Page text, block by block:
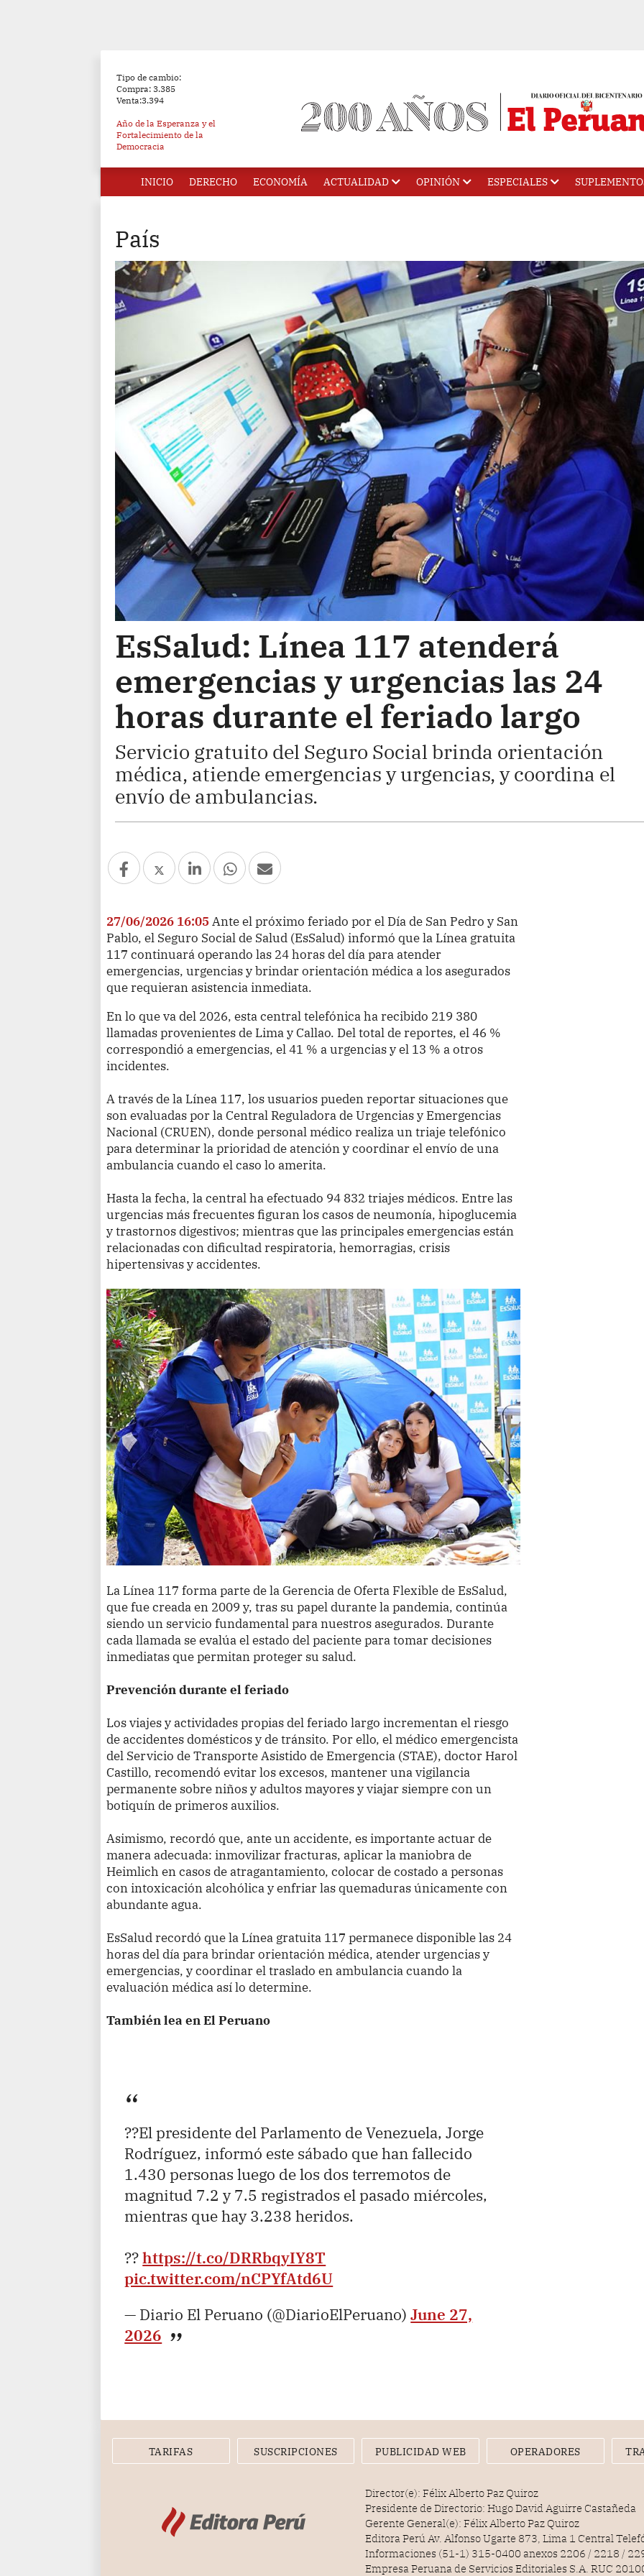
Tipo de cambio:
Compra: 3.385
Venta:3.394
Año de la Esperanza y el
Fortalecimiento de la
Democracia
INICIO DERECHO ECONOMÍA ACTUALIDAD OPINIÓN ESPECIALES
País
EsSalud: Línea 117 atenderá
emergencias y urgencias las 24
horas durante el feriado largo
Servicio gratuito del Seguro Social brinda orientación
médica, atiende emergencias y urgencias, y coordina el
envío de ambulancias.
27/06/2026 16:05Ante el próximo feriado por el Día de San Pedro y San
Pablo, el Seguro Social de Salud (EsSalud) informó que la Línea gratuita
117 continuará operando las 24 horas del día para atender
emergencias, urgencias y brindar orientación médica a los asegurados
que requieran asistencia inmediata.
En lo que va del 2026, esta central telefónica ha recibido 219 380
llamadas provenientes de Lima y Callao. Del total de reportes, el 46 %
correspondió a emergencias, el 41 % a urgencias y el 13 % a otros
incidentes.
A través de la Línea 117, los usuarios pueden reportar situaciones que
son evaluadas por la Central Reguladora de Urgencias y Emergencias
Nacional (CRUEN), donde personal médico realiza un triaje telefónico
para determinar la prioridad de atención y coordinar el envío de una
ambulancia cuando el caso lo amerita.
Hasta la fecha, la central ha efectuado 94 832 triajes médicos. Entre las
urgencias más frecuentes figuran los casos de neumonía, hipoglucemia
y trastornos digestivos; mientras que las principales emergencias están
relacionadas con dificultad respiratoria, hemorragias, crisis
hipertensivas y accidentes.
La Línea 117 forma parte de la Gerencia de Oferta Flexible de EsSalud,
que fue creada en 2009 y, tras su papel durante la pandemia, continúa
siendo un servicio fundamental para nuestros asegurados. Durante
cada llamada se evalúa el estado del paciente para tomar decisiones
inmediatas que permitan proteger su salud.
Prevención durante el feriado
Los viajes y actividades propias del feriado largo incrementan el riesgo
de accidentes domésticos y de tránsito. Por ello, el médico emergencista
del Servicio de Transporte Asistido de Emergencia (STAE), doctor Harol
Castillo, recomendó evitar los excesos, mantener una vigilancia
permanente sobre niños y adultos mayores y viajar siempre con un
botiquín de primeros auxilios.
Asimismo, recordó que, ante un accidente, es importante actuar de
manera adecuada: inmovilizar fracturas, aplicar la maniobra de
Heimlich en casos de atragantamiento, colocar de costado a personas
con intoxicación alcohólica y enfriar las quemaduras únicamente con
abundante agua.
EsSalud recordó que la Línea gratuita 117 permanece disponible las 24
horas del día para brindar orientación médica, atender urgencias y
emergencias, y coordinar el traslado en ambulancia cuando la
evaluación médica así lo determine.
También lea en El Peruano
??El presidente del Parlamento de Venezuela, Jorge
Rodríguez, informó este sábado que han fallecido
1.430 personas luego de los dos terremotos de
magnitud 7.2 y 7.5 registrados el pasado miércoles,
mientras que hay 3.238 heridos.
??https://t.co/DRRbqyIY8T
pic.twitter.com/nCPYfAtd6U
— Diario El Peruano (@DiarioElPeruano)June 27,
2026
TARIFAS SUSCRIPCIONES PUBLICIDAD WEB OPERADORES
Director(e): Félix Alberto Paz Quiroz
Presidente de Directorio: Hugo David Aguirre Castañeda
Gerente General(e): Félix Alberto Paz Quiroz
Editora Perú Av. Alfonso Ugarte 873, Lima 1 Central
Informaciones (51-1) 315-0400 anexos 2206 / 2218 /
Empresa Peruana de Servicios Editoriales S.A. RUC